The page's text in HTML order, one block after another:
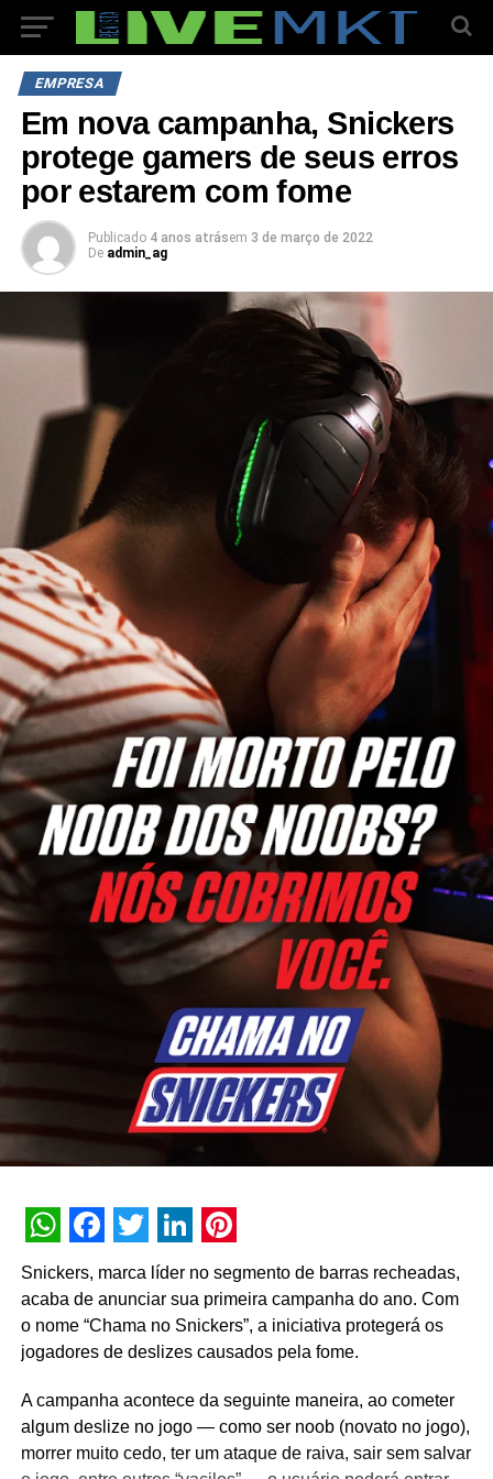
EMPRESA
Em nova campanha, Snickers
protege gamers de seus erros
por estarem com fome
Publicado 4 anos atrásem 3 de março de 2022
De admin_ag
WhatsApp
Facebook
Twitter
LinkedIn
Pinterest
Snickers, marca líder no segmento de barras recheadas,
acaba de anunciar sua primeira campanha do ano. Com
o nome “Chama no Snickers”, a iniciativa protegerá os
jogadores de deslizes causados pela fome.
A campanha acontece da seguinte maneira, ao cometer
algum deslize no jogo — como ser noob (novato no jogo),
morrer muito cedo, ter um ataque de raiva, sair sem salvar